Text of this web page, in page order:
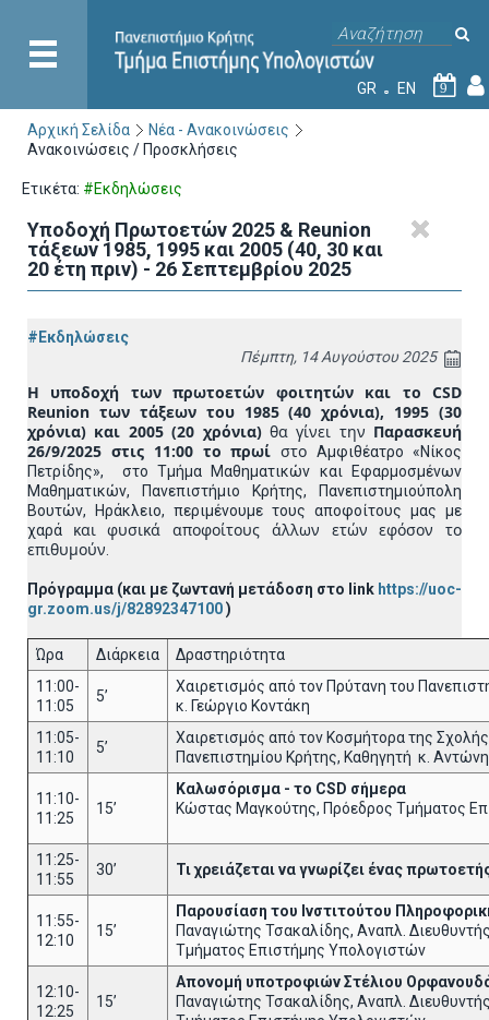
GR EN 9
Αρχική Σελίδα
Νέα - Ανακοινώσεις
Ανακοινώσεις / Προσκλήσεις
Ετικέτα: #Εκδηλώσεις
Υποδοχή Πρωτοετών 2025 & Reunion
τάξεων 1985, 1995 και 2005 (40, 30 και
20 έτη πριν) - 26 Σεπτεμβρίου 2025
#Εκδηλώσεις
Πέμπτη, 14 Αυγούστου 2025
Η υποδοχή των πρωτοετών φοιτητών και το CSD
Reunion των τάξεων του 1985 (40 χρόνια), 1995 (30
χρόνια) και 2005 (20 χρόνια)θα γίνει την Παρασκευή
26/9/2025 στις 11:00 το πρωί στοΑμφιθέατρο «Νίκος
Πετρίδης», στο Τμήμα Μαθηματικών και Εφαρμοσμένων
Μαθηματικών, Πανεπιστήμιο Κρήτης, Πανεπιστημιούπολη
Βουτών, Ηράκλειο, περιμένουμε τους αποφοίτους μας με
χαρά και φυσικά αποφοίτους άλλων ετών εφόσον το
επιθυμούν
Πρόγραμμα (και με ζωντανή μετάδοση στο link https://uoc-
gr.zoom.us/j/82892347100)
Ώρα Διάρκεια
Δραστηριότητα
11:00-
11:05
5’
Χαιρετισμός από τον Πρύτανη του
κ. Γεώργιο Κοντάκη
11:05-
11:10
5’
Χαιρετισμός από τον Κοσμήτορα της
Πανεπιστημίου Κρήτης, Καθηγητή κ.
11:10-
11:25
15’
Καλωσόρισμα - το CSD σήμερα
Κώστας Μαγκούτης, Πρόεδρος Τμήματος
11:25-
11:55
30’ Τι χρειάζεται να γνωρίζει ένας
11:55-
12:10
15’
Παρουσίαση του Ινστιτούτου
Παναγιώτης Τσακαλίδης, Αναπλ.
Τμήματος Επιστήμης Υπολογιστών
12:10-
12:25
15’
Απονομή υποτροφιών Στέλιου
Παναγιώτης Τσακαλίδης, Αναπλ.